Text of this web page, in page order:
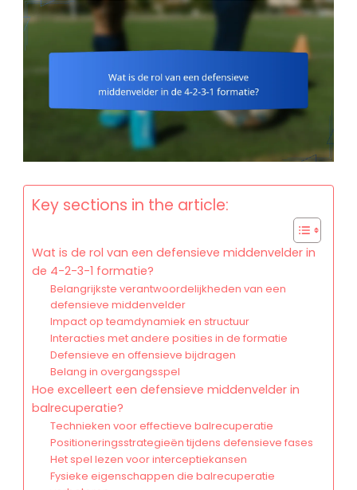
Key sections in the article:
Wat is de rol van een defensieve middenvelder in
de 4-2-3-1 formatie?
Belangrijkste verantwoordelijkheden van een
defensieve middenvelder
Impact op teamdynamiek en structuur
Interacties met andere posities in de formatie
Defensieve en offensieve bijdragen
Belang in overgangsspel
Hoe excelleert een defensieve middenvelder in
balrecuperatie?
Technieken voor effectieve balrecuperatie
Positioneringsstrategieën tijdens defensieve fases
Het spel lezen voor interceptiekansen
Fysieke eigenschappen die balrecuperatie